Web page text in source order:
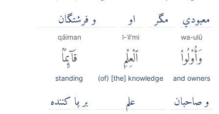
معبودي مگر او و فرشتگان
wa-ulū
وَأُو۟لُوا۟
and owners
و صاحبان
l-ʿil'mi
ٱلْعِلْمِ
(of) [the] knowledge
علم
qāiman
قَآئِمًۢا
standing
بر پا كننده